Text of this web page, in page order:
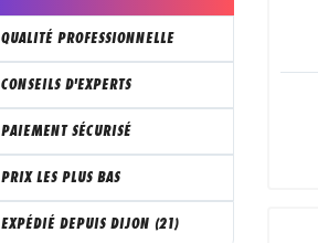
QUALITÉ PROFESSIONNELLE
CONSEILS D'EXPERTS
PAIEMENT SÉCURISÉ
PRIX LES PLUS BAS
EXPÉDIÉ DEPUIS DIJON (21)